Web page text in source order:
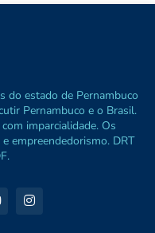
do estado de Pernambuco
Pernambuco e o Brasil.
imparcialidade. Os
empreendedorismo. DRT